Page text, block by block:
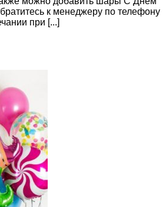
к менеджеру по телефону
при [...]